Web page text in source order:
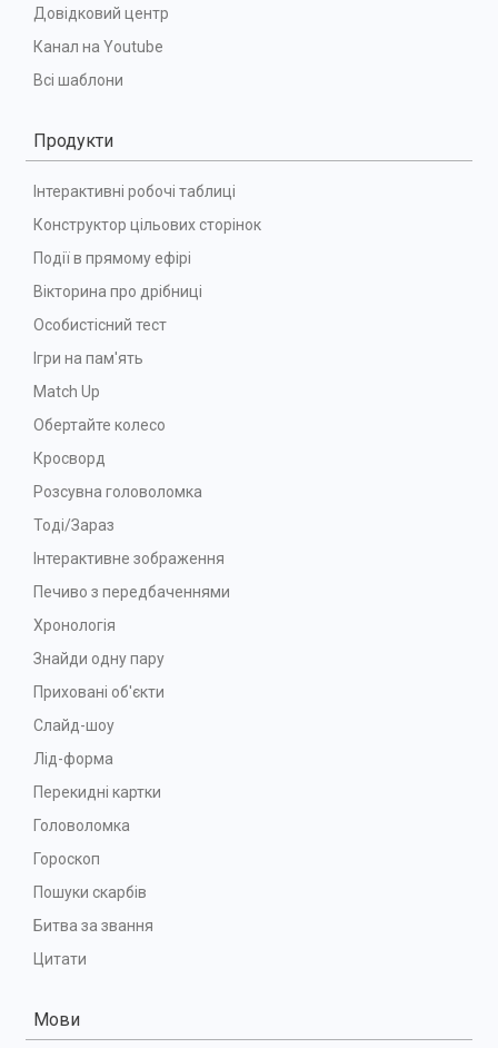
Довідковий центр
Канал на Youtube
Всі шаблони
Продукти
Інтерактивні робочі таблиці
Конструктор цільових сторінок
Події в прямому ефірі
Вікторина про дрібниці
Особистісний тест
Ігри на пам'ять
Match Up
Обертайте колесо
Кросворд
Розсувна головоломка
Тоді/Зараз
Інтерактивне зображення
Печиво з передбаченнями
Хронологія
Знайди одну пару
Приховані об'єкти
Слайд-шоу
Лід-форма
Перекидні картки
Головоломка
Гороскоп
Пошуки скарбів
Битва за звання
Цитати
Мови